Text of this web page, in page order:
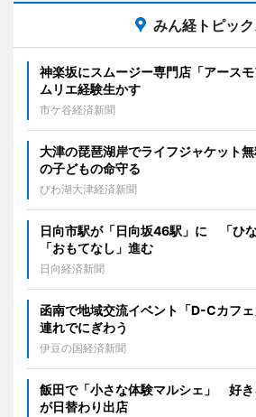
みん経トピッ
神楽坂にスムージー専門店「アース
ムリエ経験生かす
市ケ谷経済新聞
大津の琵琶湖岸でライフジャケット
の子どもの命守る
びわ湖大津経済新聞
日向市駅が「日向坂46駅」に 「ひ
「おもてなし」進む
日向経済新聞
函南で地域交流イベント「D-Cカフ
連れでにぎわう
伊豆の国経済新聞
飯田で「小さな体験マルシェ」 好
が日替わり出店